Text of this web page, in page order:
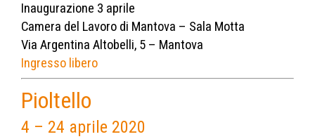
Inaugurazione 3 aprile
Camera del Lavoro di Mantova – Sala Motta
Via Argentina Altobelli, 5 – Mantova
Ingresso libero
Pioltello
4 – 24 aprile 2020